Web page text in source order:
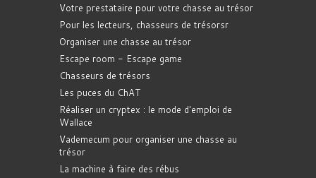
Votre prestataire pour votre chasse au trésor
Pour les lecteurs, chasseurs de trésorsr
Organiser une chasse au trésor
Escape room - Escape game
Chasseurs de trésors
Les puces du ChAT
Réaliser un cryptex : le mode d'emploi de
Wallace
Vademecum pour organiser une chasse au
trésor
La machine à faire des rébus